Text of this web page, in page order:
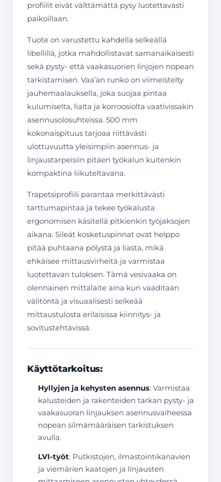
profiilit eivät välttämättä pysy luotettavasti
paikoillaan.
Tuote on varustettu kahdella selkeällä
libellillä, jotka mahdollistavat samanaikaisesti
sekä pysty- että vaakasuorien linjojen nopean
tarkistamisen. Vaa’an runko on viimeistelty
jauhemaalauksella, joka suojaa pintaa
kulumiselta, lialta ja korroosiolta vaativissakin
asennusolosuhteissa. 500 mm
kokonaispituus tarjoaa riittävästi
ulottuvuutta yleisimpiin asennus- ja
linjaustarpeisiin pitäen työkalun kuitenkin
kompaktina liikuteltavana.
Trapetsiprofiili parantaa merkittävästi
tarttumapintaa ja tekee työkalusta
ergonomisen käsitellä pitkienkin työjaksojen
aikana. Sileät kosketuspinnat ovat helppo
pitää puhtaana pölystä ja liasta, mikä
ehkäisee mittausvirheitä ja varmistaa
luotettavan tuloksen. Tämä vesivaaka on
olennainen mittalaite aina kun vaaditaan
välitöntä ja visuaalisesti selkeää
mittaustulosta erilaisissa kiinnitys- ja
sovitustehtävissä.
Käyttötarkoitus:
Hyllyjen ja kehysten asennus: Varmistaa
kalusteiden ja rakenteiden tarkan pysty- ja
vaakasuoran linjauksen asennusvaiheessa
nopean silmämääräisen tarkistuksen
avulla.
LVI-työt: Putkistojen, ilmastointikanavien
ja viemärien kaatojen ja linjausten